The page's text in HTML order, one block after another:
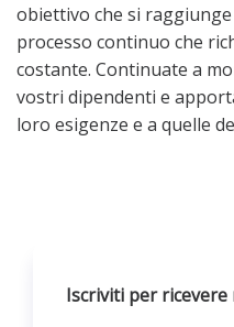
obiettivo che si
processo continuo che
costante. Continuate a
vostri dipendenti e
loro esigenze e a quelle
Iscriviti per